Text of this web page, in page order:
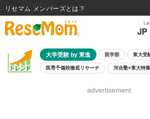
JP
大学受験 by 東進 医学部 東大受
医専予備校徹底リサーチ 河合塾×東大特集
8月開催学校説明会・相談会
advertisement
リセマム メンバーズ